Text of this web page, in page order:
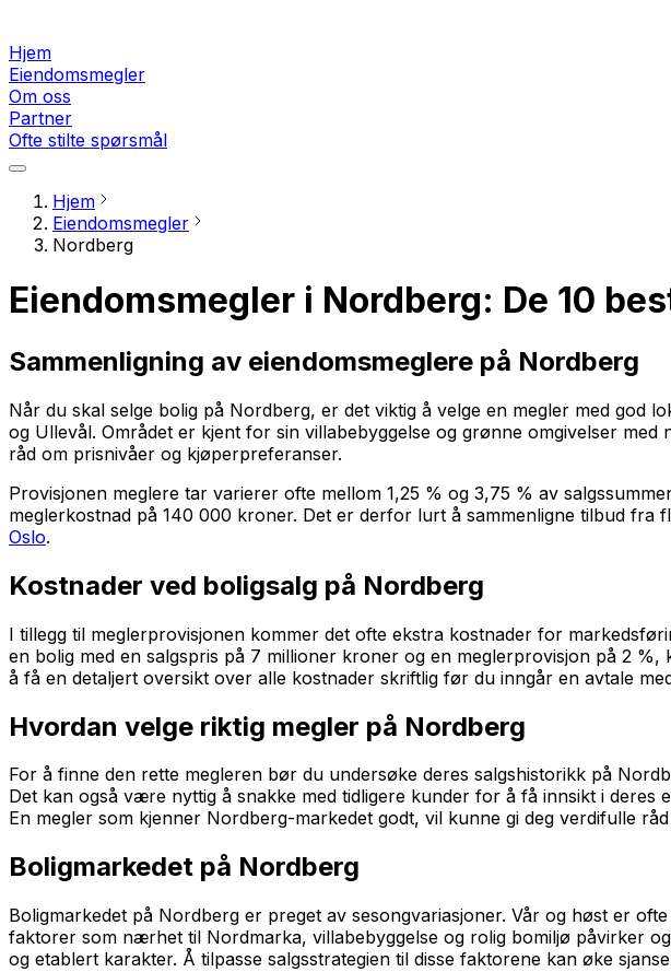
Hjem
Eiendomsmegler
Om oss
Partner
Ofte stilte spørsmål
Hjem
Eiendomsmegler
Nordberg
Eiendomsmegler i Nordberg: De 10
Sammenligning av eiendomsmeglere på Nordberg
Når du skal selge bolig på Nordberg, er det viktig å velge en megler med
og Ullevål. Området er kjent for sin villabebyggelse og grønne omgivelser
råd om prisnivåer og kjøperpreferanser.
Provisjonen meglere tar varierer ofte mellom 1,25 % og 3,75 % av
meglerkostnad på 140 000 kroner. Det er derfor lurt å sammenligne tilbud
Oslo.
Kostnader ved boligsalg på Nordberg
I tillegg til meglerprovisjonen kommer det ofte ekstra kostnader for
en bolig med en salgspris på 7 millioner kroner og en meglerprovisjon på 2
å få en detaljert oversikt over alle kostnader skriftlig før du inngår en avtale
Hvordan velge riktig megler på Nordberg
For å finne den rette megleren bør du undersøke deres salgshistorikk på
Det kan også være nyttig å snakke med tidligere kunder for å få innsikt i
En megler som kjenner Nordberg-markedet godt, vil kunne gi deg verdifulle
Boligmarkedet på Nordberg
Boligmarkedet på Nordberg er preget av sesongvariasjoner. Vår og høst er
faktorer som nærhet til Nordmarka, villabebyggelse og rolig bomiljø påvirker
og etablert karakter. Å tilpasse salgsstrategien til disse faktorene kan øke